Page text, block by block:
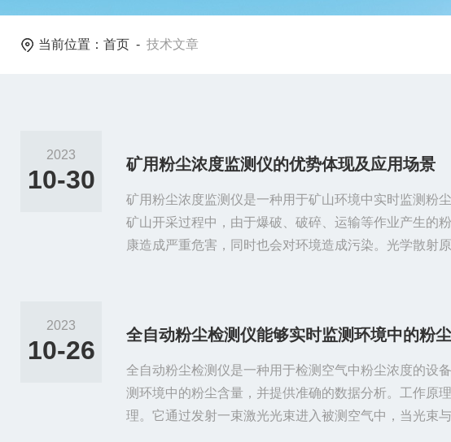
当前位置： 首页 - 技术文章
2023
10-30
矿用粉尘浓度监测仪的优势体现及应用场景
矿用粉尘浓度监测仪是一种用于矿山环境中实时监测粉
矿山开采过程中，由于爆破、破碎、运输等作业产生的
康造成严重危害，同时也会对环境造成污染。光学散射
器等部分组成。光源发出的光线经过散射器后，照射到含
2023
10-26
全自动粉尘检测仪能够实时监测环境中的粉
全自动粉尘检测仪是一种用于检测空气中粉尘浓度的设
测环境中的粉尘含量，并提供准确的数据分析。工作原
理。它通过发射一束激光光束进入被测空气中，当光束